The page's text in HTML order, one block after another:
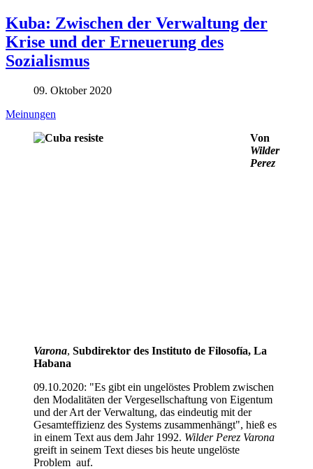
Kuba: Zwischen der Verwaltung der
Krise und der Erneuerung des
Sozialismus
09. Oktober 2020
Meinungen
Von
Wilder
Perez
Varona, Subdirektor des Instituto de Filosofía, La
Habana
09.10.2020: "Es gibt ein ungelöstes Problem zwischen
den Modalitäten der Vergesellschaftung von Eigentum
und der Art der Verwaltung, das eindeutig mit der
Gesamteffizienz des Systems zusammenhängt", hieß es
in einem Text aus dem Jahr 1992. Wilder Perez Varona
greift in seinem Text dieses bis heute ungelöste
Problem auf.